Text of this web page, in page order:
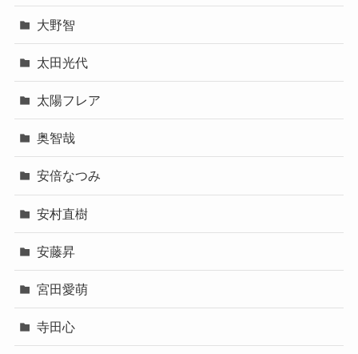
大野智
太田光代
太陽フレア
奥智哉
安倍なつみ
安村直樹
安藤昇
宮田愛萌
寺田心